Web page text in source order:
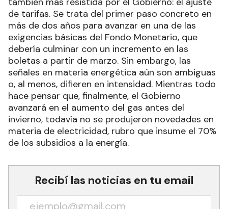
de tarifas. Se trata del primer paso concreto en
más de dos años para avanzar en una de las
exigencias básicas del Fondo Monetario, que
debería culminar con un incremento en las
boletas a partir de marzo. Sin embargo, las
señales en materia energética aún son ambiguas
o, al menos, difieren en intensidad. Mientras todo
hace pensar que, finalmente, el Gobierno
avanzará en el aumento del gas antes del
invierno, todavía no se produjeron novedades en
materia de electricidad, rubro que insume el 70%
de los subsidios a la energía.
Recibí las noticias en tu email